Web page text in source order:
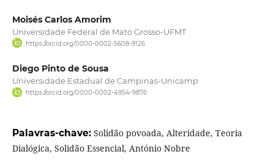
Moisés Carlos Amorim
Universidade Federal de Mato Grosso-UFMT
https://orcid.org/0000-0002-5608-9126
Diego Pinto de Sousa
Universidade Estadual de Campinas-Unicamp
https://orcid.org/0000-0002-4954-9876
Palavras-chave: Solidão povoada, Alteridade, Teoria
Dialógica, Solidão Essencial, António Nobre